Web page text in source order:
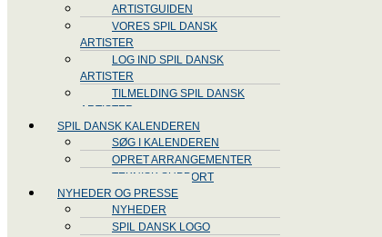
ARTISTGUIDEN
VORES SPIL DANSK
ARTISTER
LOG IND SPIL DANSK
ARTISTER
TILMELDING SPIL DANSK
ARTISTER
SPIL DANSK KALENDEREN
SØG I KALENDEREN
OPRET ARRANGEMENTER
TEKNISK SUPPORT
NYHEDER OG PRESSE
NYHEDER
SPIL DANSK LOGO